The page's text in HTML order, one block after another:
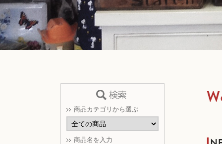
商品カテゴリから選ぶ
商品名を入力